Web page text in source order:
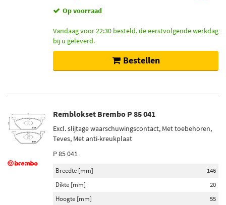
Schijfremmen (304)
Remschijftype
Gekerft (668)
Toon meer
Inhoud [liter]
Op voorraad
Vandaag voor 22:30 besteld, de eerstvolgende werkdag
bij u geleverd.
Bestellen
Remblokset Brembo P 85 041
Excl. slijtage waarschuwingscontact, Met toebehoren,
Teves, Met anti-kreukplaat
P 85 041
Breedte [mm]
146
Dikte [mm]
20
Hoogte [mm]
55